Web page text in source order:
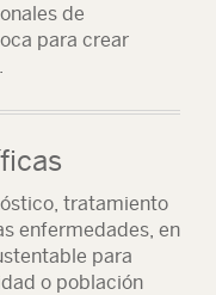
de
para crear
tratamiento
enfermedades, en
para
o población